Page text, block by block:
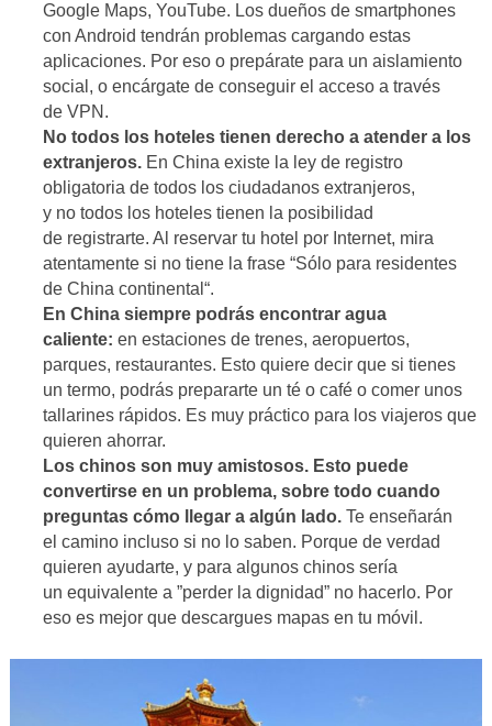
Google Maps, YouTube. Los dueños de smartphones
con Android tendrán problemas cargando estas
aplicaciones. Por eso o prepárate para un aislamiento
social, o encárgate de conseguir el acceso a través
de VPN.
No todos los hoteles tienen derecho a atender a los
extranjeros. En China existe la ley de registro
obligatoria de todos los ciudadanos extranjeros,
y no todos los hoteles tienen la posibilidad
de registrarte. Al reservar tu hotel por Internet, mira
atentamente si no tiene la frase “Sólo para residentes
de China continental“.
En China siempre podrás encontrar agua
caliente:en estaciones de trenes, aeropuertos,
parques, restaurantes. Esto quiere decir que si tienes
un termo, podrás prepararte un té o café o comer unos
tallarines rápidos. Es muy práctico para los viajeros que
quieren ahorrar.
Los chinos son muy amistosos. Esto puede
convertirse en un problema, sobre todo cuando
preguntas cómo llegar a algún lado.Te enseñarán
el camino incluso si no lo saben. Porque de verdad
quieren ayudarte, y para algunos chinos sería
un equivalente a ”perder la dignidad” no hacerlo. Por
eso es mejor que descargues mapas en tu móvil.